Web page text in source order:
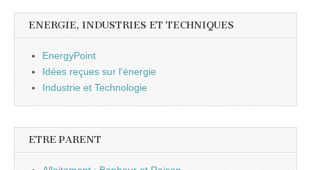
ENERGIE, INDUSTRIES ET TECHNIQUES
EnergyPoint
Idées reçues sur l'énergie
Industrie et Technologie
ETRE PARENT